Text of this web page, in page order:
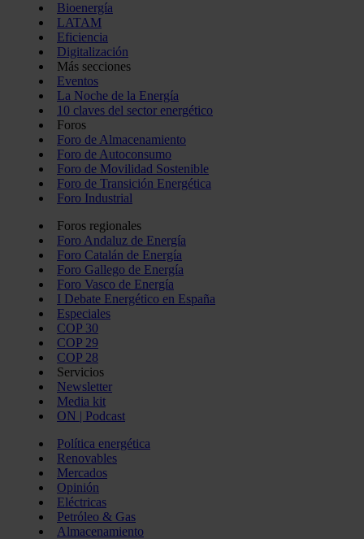
Bioenergía
LATAM
Eficiencia
Digitalización
Más secciones
Eventos
La Noche de la Energía
10 claves del sector energético
Foros
Foro de Almacenamiento
Foro de Autoconsumo
Foro de Movilidad Sostenible
Foro de Transición Energética
Foro Industrial
Foros regionales
Foro Andaluz de Energía
Foro Catalán de Energía
Foro Gallego de Energía
Foro Vasco de Energía
I Debate Energético en España
Especiales
COP 30
COP 29
COP 28
Servicios
Newsletter
Media kit
ON | Podcast
Política energética
Renovables
Mercados
Opinión
Eléctricas
Petróleo & Gas
Almacenamiento